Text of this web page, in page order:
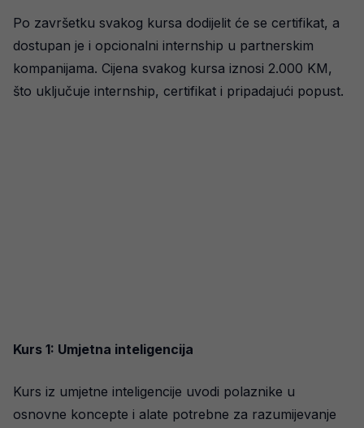
Po završetku svakog kursa dodijelit će se certifikat, a
dostupan je i opcionalni internship u partnerskim
kompanijama. Cijena svakog kursa iznosi 2.000 KM,
što uključuje internship, certifikat i pripadajući popust.
Kurs 1: Umjetna inteligencija
Kurs iz umjetne inteligencije uvodi polaznike u
osnovne koncepte i alate potrebne za razumijevanje